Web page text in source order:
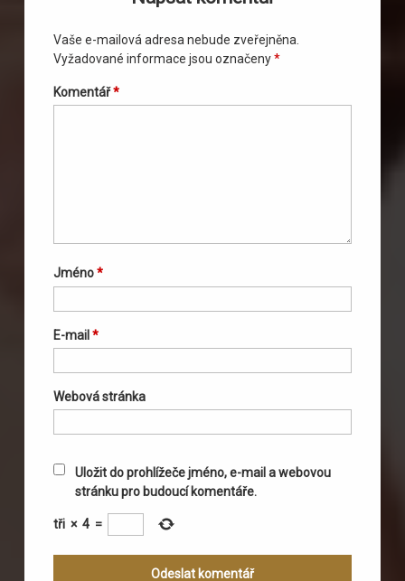
Vaše e-mailová adresa nebude zveřejněna.
Vyžadované informace jsou označeny*
Komentář*
Jméno*
E-mail*
Webová stránka
Uložit do prohlížeče jméno, e-mail a webovou
stránku pro budoucí komentáře.
tři × 4 =